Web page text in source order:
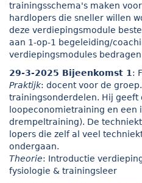
trainingsschema's maken
hardlopers die sneller willen
deze verdiepingsmodule
aan 1-op-1 begeleiding/
verdiepingsmodules
29-3-2025 Bijeenkomst 1 :
Praktijk: docent voor de
trainingsonderdelen. Hij geeft
loopeconomietraining en een
drempeltraining). De
lopers die zelf al veel
ondergaan.
Theorie: Introductie
fysiologie & trainingsleer